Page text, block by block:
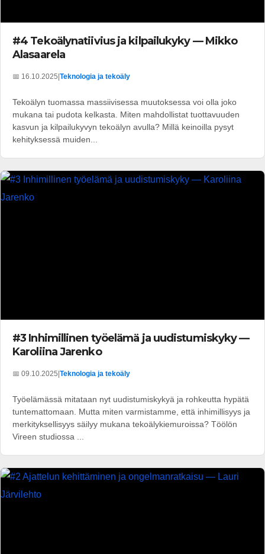
#4 Tekoälynatiivius ja kilpailukyky — Mikko
Alasaarela
📅 16.10.2025|Teknologia ja tekoäly
Tekoälyn tuomassa massiivisessa muutoksessa voi olla joko
mukana tai pudota kelkasta. Miten mahdollistat tuottavuuden
kasvun ja kilpailukyvyn tekoälyn avulla? Millä keinoilla pysyt
kehityksessä muiden...
#3 Inhimillinen työelämä ja uudistumiskyky —
Karoliina Jarenko
📅 09.10.2025|Teknologia ja tekoäly
Työelämässä mitataan nyt uudistumiskykyä ja rohkeutta hypätä
tuntemattomaan. Mutta miten varmistamme, että inhimillisyys ja
merkityksellisyys säilyy mukana tekoälykiemuroissa? Töölön
Vireen studiossa ...